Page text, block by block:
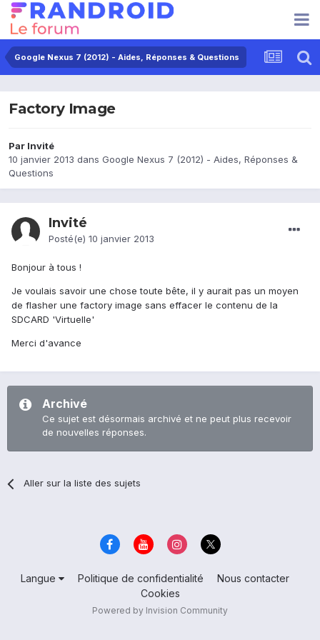
Google Nexus 7 (2012) - Aides, Réponses & Questions
Factory Image
Par Invité
10 janvier 2013 dans Google Nexus 7 (2012) - Aides, Réponses &
Questions
Invité
Posté(e) 10 janvier 2013
Bonjour à tous !
Je voulais savoir une chose toute bête, il y aurait pas un moyen
de flasher une factory image sans effacer le contenu de la
SDCARD 'Virtuelle'
Merci d'avance
Archivé
Ce sujet est désormais archivé et ne peut plus recevoir
de nouvelles réponses.
Aller sur la liste des sujets
Langue Politique de confidentialité
Nous contacter
Cookies
Powered by Invision Community